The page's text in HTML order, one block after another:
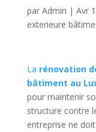
par Admin | Avr
exterieure
La rénovation
bâtiment au
pour maintenir
structure contre
entreprise ne